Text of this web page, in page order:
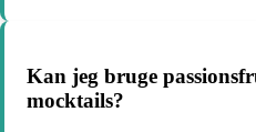
Kan jeg bruge
mocktails?